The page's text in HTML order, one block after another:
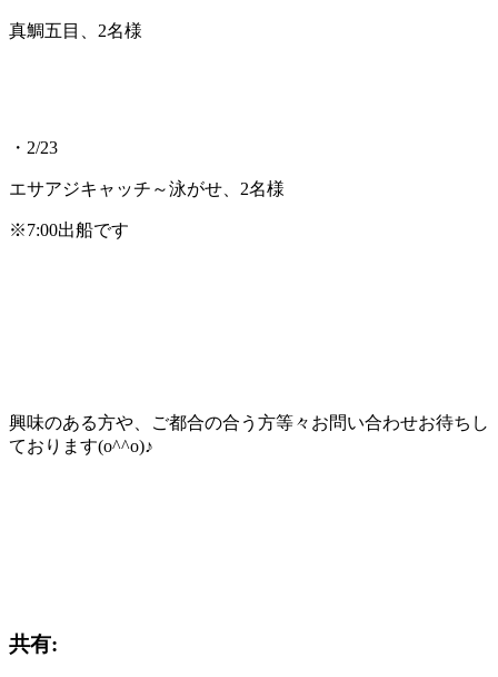
真鯛五目、2名様
・2/23
エサアジキャッチ～泳がせ、2名様
※7:00出船です
興味のある方や、ご都合の合う方等々お問い合わせお待ちし
ております(o^^o)♪
共有: